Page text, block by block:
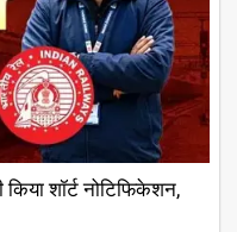
शॉर्ट नोटिफिकेशन,